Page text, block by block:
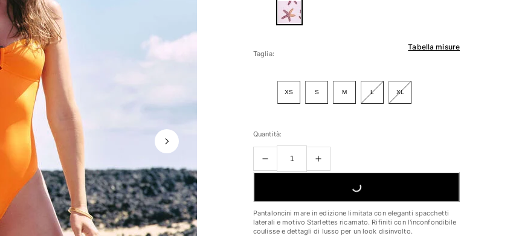
Tabella misure
Taglia:
XS S M L XL
Quantità:
LOADING...
Pantaloncini mare in edizione limitata con eleganti spacchetti
laterali e motivo Starlettes ricamato. Rifiniti con l'inconfondibile
coulisse e dettagli di lusso per un look disinvolto.